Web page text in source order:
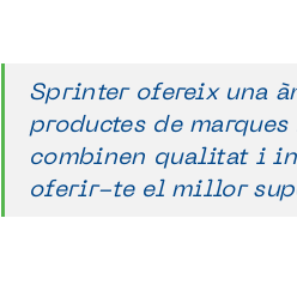
Sprinter ofereix una
productes de
combinen qualitat i
oferir-te el millor